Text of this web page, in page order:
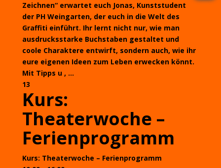
Zeichnen“ erwartet euch Jonas, Kunststudent
der PH Weingarten, der euch in die Welt des
Graffiti einführt. Ihr lernt nicht nur, wie man
ausdrucksstarke Buchstaben gestaltet und
coole Charaktere entwirft, sondern auch, wie ihr
eure eigenen Ideen zum Leben erwecken könnt.
Mit Tipps u , ...
13
Kurs:
Theaterwoche –
Ferienprogramm
Kurs: Theaterwoche – Ferienprogramm